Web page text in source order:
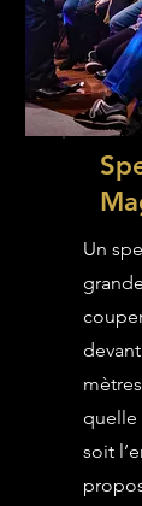
Un
quelle
soit